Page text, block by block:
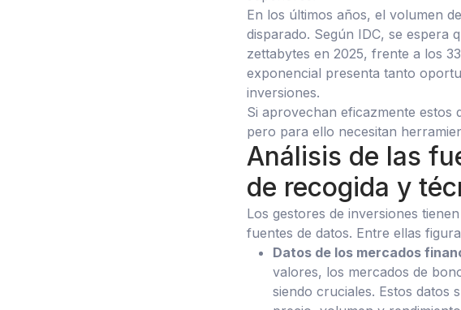
En los últimos años, el volumen
disparado. Según IDC, se espera
zettabytes en 2025, frente a los
exponencial presenta tanto
inversiones.
Si aprovechan eficazmente estos
pero para ello necesitan
Análisis de las
de recogida y
Los gestores de inversiones
fuentes de datos. Entre ellas
Datos de los mercados
valores, los mercados de
siendo cruciales. Estos datos